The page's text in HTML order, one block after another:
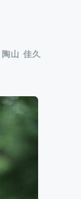
陶山 佳久